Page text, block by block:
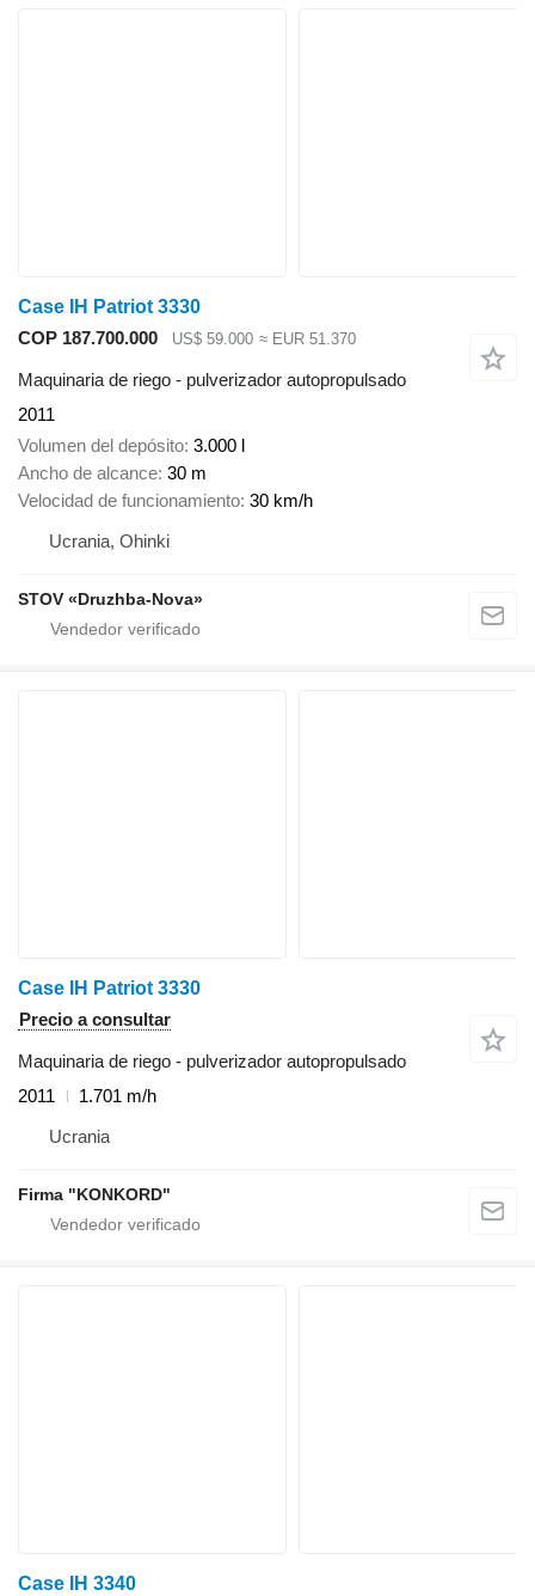
Case IH Patriot 3330
COP 187.700.000
US$ 59.000 ≈ EUR 51.370
Maquinaria de riego - pulverizador autopropulsado
2011
Volumen del depósito 3.000 l
Ancho de alcance 30 m
Velocidad de funcionamiento 30 km/h
Ucrania, Ohinki
STOV «Druzhba-Nova»
Case IH Patriot 3330
Precio a consultar
Maquinaria de riego - pulverizador autopropulsado
2011
1.701 m/h
Ucrania
Firma "KONKORD"
Case IH 3340